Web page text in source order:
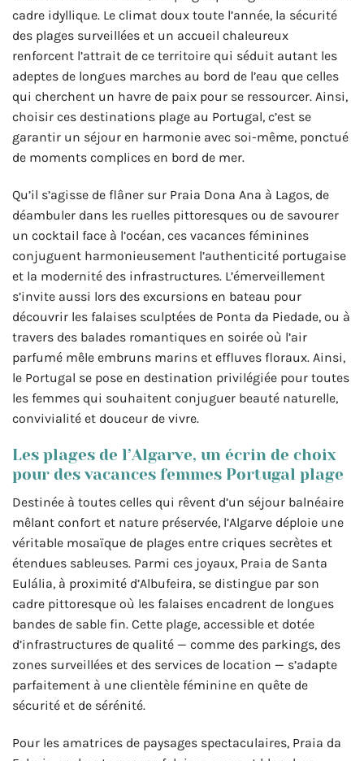
cadre idyllique. Le climat doux toute l’année, la sécurité
des plages surveillées et un accueil chaleureux
renforcent l’attrait de ce territoire qui séduit autant les
adeptes de longues marches au bord de l’eau que celles
qui cherchent un havre de paix pour se ressourcer. Ainsi,
choisir ces destinations plage au Portugal, c’est se
garantir un séjour en harmonie avec soi-même, ponctué
de moments complices en bord de mer.
Qu’il s’agisse de flâner sur Praia Dona Ana à Lagos, de
déambuler dans les ruelles pittoresques ou de savourer
un cocktail face à l’océan, ces vacances féminines
conjuguent harmonieusement l’authenticité portugaise
et la modernité des infrastructures. L’émerveillement
s’invite aussi lors des excursions en bateau pour
découvrir les falaises sculptées de Ponta da Piedade, ou à
travers des balades romantiques en soirée où l’air
parfumé mêle embruns marins et effluves floraux. Ainsi,
le Portugal se pose en destination privilégiée pour toutes
les femmes qui souhaitent conjuguer beauté naturelle,
convivialité et douceur de vivre.
Les plages de l’Algarve, un écrin de choix
pour des vacances femmes Portugal plage
Destinée à toutes celles qui rêvent d’un séjour balnéaire
mêlant confort et nature préservée, l’Algarve déploie une
véritable mosaïque de plages entre criques secrètes et
étendues sableuses. Parmi ces joyaux, Praia de Santa
Eulália, à proximité d’Albufeira, se distingue par son
cadre pittoresque où les falaises encadrent de longues
bandes de sable fin. Cette plage, accessible et dotée
d’infrastructures de qualité — comme des parkings, des
zones surveillées et des services de location — s’adapte
parfaitement à une clientèle féminine en quête de
sécurité et de sérénité.
Pour les amatrices de paysages spectaculaires, Praia da